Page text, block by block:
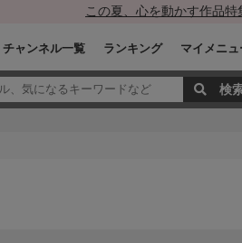
この夏、心を動かす作品特
チャンネル一覧 ランキング マイメニュ